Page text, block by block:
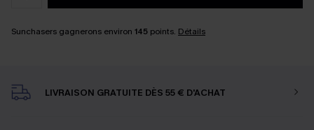
Sunchasers gagnerons environ 145 points. Détails
LIVRAISON GRATUITE DÈS 55 € D'ACHAT